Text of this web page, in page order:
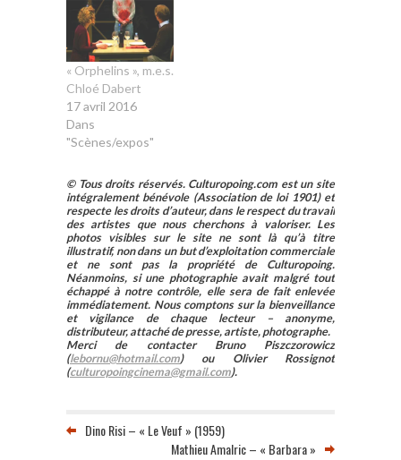
« Orphelins », m.e.s.
Chloé Dabert
17 avril 2016
Dans
"Scènes/expos"
© Tous droits réservés. Culturopoing.com est un site
intégralement bénévole (Association de loi 1901) et
respecte les droits d’auteur, dans le respect du travail
des artistes que nous cherchons à valoriser. Les
photos visibles sur le site ne sont là qu’à titre
illustratif, non dans un but d’exploitation commerciale
et ne sont pas la propriété de Culturopoing.
Néanmoins, si une photographie avait malgré tout
échappé à notre contrôle, elle sera de fait enlevée
immédiatement. Nous comptons sur la bienveillance
et vigilance de chaque lecteur – anonyme,
distributeur, attaché de presse, artiste, photographe.
Merci de contacter Bruno Piszczorowicz
(lebornu@hotmail.com) ou Olivier Rossignot
(culturopoingcinema@gmail.com).
Dino Risi – « Le Veuf » (1959)
Mathieu Amalric – « Barbara »